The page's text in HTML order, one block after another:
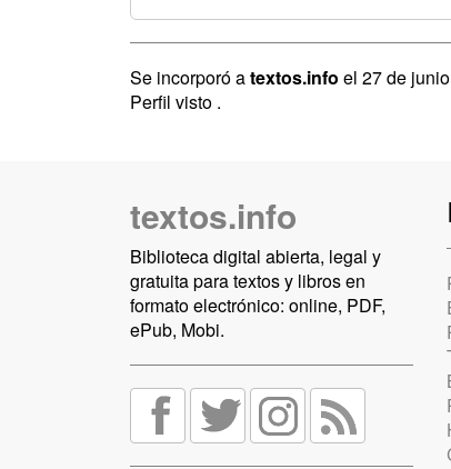
Se incorporó atextos.info el 27 de
Perfil visto .
textos.info
Biblioteca digital abierta, legal y
gratuita para textos y libros en
formato electrónico: online, PDF,
ePub, Mobi.